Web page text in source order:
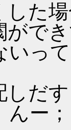
た
がで
いっ
だ
ー；